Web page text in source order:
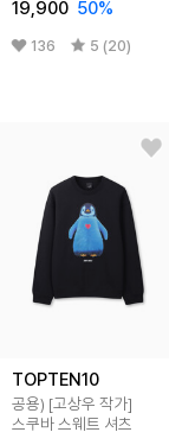
19,900 50%
136 5 (20)
TOPTEN10
공용) [고상우 작가]
스쿠바 스웨트 셔츠